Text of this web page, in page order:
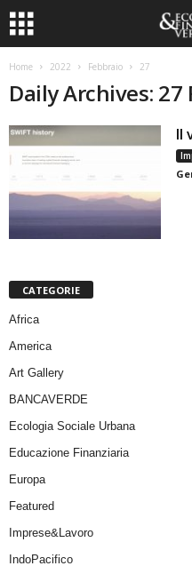
Home 2022 Febbraio 27
Daily Archives: 27
Il
CATEGORIE
Africa
America
Art Gallery
BANCAVERDE
Ecologia Sociale Urbana
Educazione Finanziaria
Europa
Featured
Imprese&Lavoro
IndoPacifico